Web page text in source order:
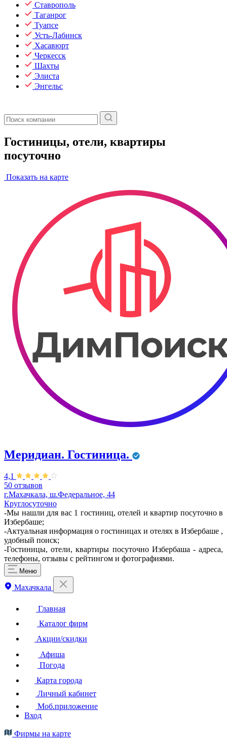
Ставрополь
Таганрог
Туапсе
Усть-Лабинск
Хасавюрт
Черкесск
Шахты
Элиста
Энгельс
Гостиницы, отели, квартиры
посуточно
Показать на карте
Меридиан. Гостиница.
4,1
50 отзывов
г.Махачкала, ш.Федеральное, 44
Круглосуточно
-Мы нашли для вас 1 гостиниц, отелей и квартир посуточно в
Избербаше;
-Актуальная информация о гостиницах и отелях в Избербаше ,
удобный поиск;
-Гостиницы, отели, квартиры посуточно Избербаша - адреса,
телефоны, отзывы с рейтингом и фотографиями.
Меню
Махачкала
Главная
Каталог фирм
Акции/скидки
Афиша
Погода
Карта города
Личный кабинет
Моб.приложение
Вход
Фирмы на карте